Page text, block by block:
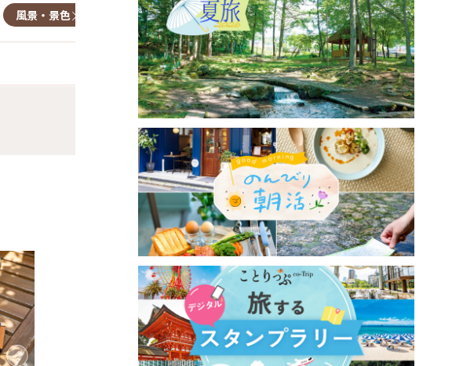
風景・景色 名所・旧跡 温泉・スパ その他施設 ごはん